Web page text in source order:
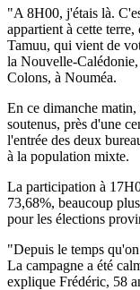
"A 8H00, j'étais là.
appartient à cette
Tamuu, qui vient de
la Nouvelle-Calédonie,
Colons, à Nouméa.
En ce dimanche
soutenus, près d'une
l'entrée des deux
à la population mixte.
La participation à
73,68%, beaucoup
pour les élections
"Depuis le temps
La campagne a été
explique Frédéric, 58